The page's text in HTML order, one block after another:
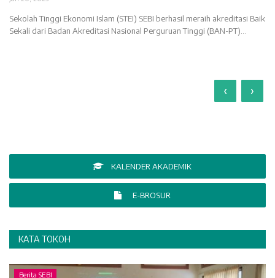
Sekolah Tinggi Ekonomi Islam (STEI) SEBI berhasil meraih akreditasi Baik
Sekali dari Badan Akreditasi Nasional Perguruan Tinggi (BAN-PT)...
‹ ›
KALENDER AKADEMIK
E-BROSUR
KATA TOKOH
Berita SEBI